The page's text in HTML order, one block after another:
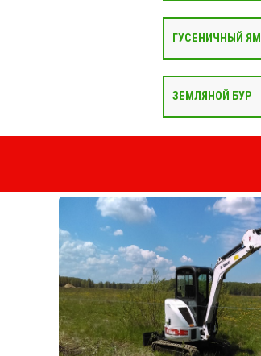
ГУСЕНИЧНЫЙ
ЗЕМЛЯНОЙ БУР